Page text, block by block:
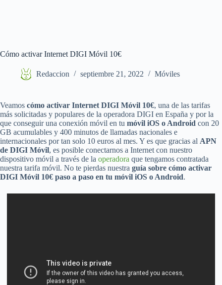
Cómo activar Internet DIGI Móvil 10€
Redaccion septiembre 21, 2022 Móviles
Veamos cómo activar Internet DIGI Móvil 10€, una de las tarifas
más solicitadas y populares de la operadora DIGI en España y por la
que conseguir una conexión móvil en tu móvil iOS o Android con 20
GB acumulables y 400 minutos de llamadas nacionales e
internacionales por tan solo 10 euros al mes. Y es que gracias al APN
de DIGI Móvil, es posible conectarnos a Internet con nuestro
dispositivo móvil a través de la operadora que tengamos contratada
nuestra tarifa móvil. No te pierdas nuestra guía sobre cómo activar
DIGI Móvil 10€ paso a paso en tu móvil iOS o Android.